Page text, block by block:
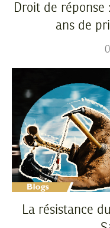
Droit de réponse
ans de
La résistance